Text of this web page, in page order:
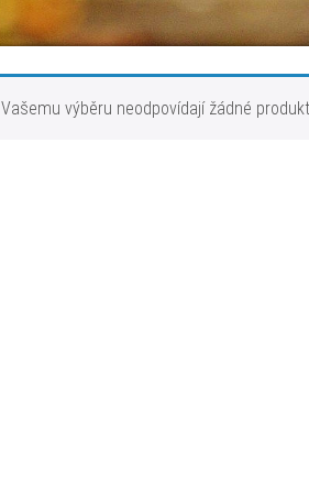
Vašemu výběru neodpovídají žádné